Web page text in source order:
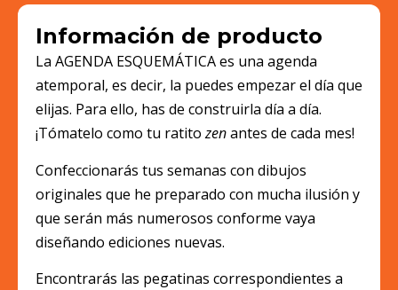
Información de producto
La AGENDA ESQUEMÁTICA es una agenda
atemporal, es decir, la puedes empezar el día que
elijas. Para ello, has de construirla día a día.
¡Tómatelo como tu ratitozenantes de cada mes!
Confeccionarás tus semanas con dibujos
originales que he preparado con mucha ilusión y
que serán más numerosos conforme vaya
diseñando ediciones nuevas.
Encontrarás las pegatinas correspondientes a